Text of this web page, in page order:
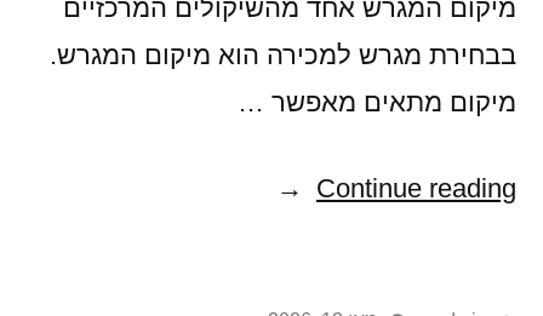
מיקום המגרש אחד מהשיקולים המרכזיים
בבחירת מגרש למכירה הוא מיקום המגרש.
מיקום מתאים מאפשר …
Continue reading "מגרשים